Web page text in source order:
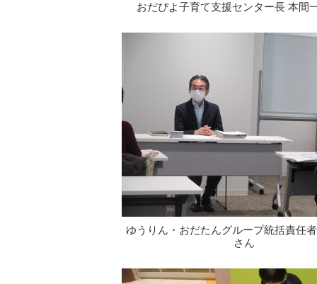
おだぴよ子育て支援センター長 本間
ゆうりん・おだたんグループ統括責任
さん